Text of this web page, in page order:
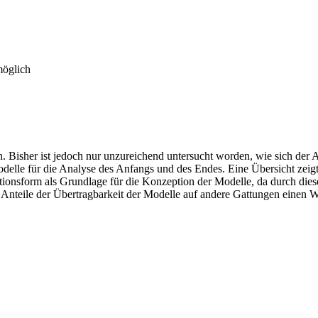
ist jedoch nur unzureichend untersucht worden, wie sich der
für die Analyse des Anfangs und des Endes. Eine Übersicht
als Grundlage für die Konzeption der Modelle, da durch
der Übertragbarkeit der Modelle auf andere Gattungen einen